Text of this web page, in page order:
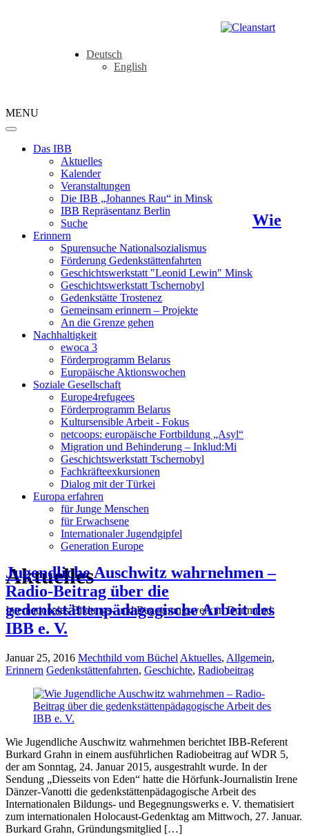
Deutsch
English
MENU
Das IBB
Aktuelles
Kalender
Veranstaltungen
Die IBB „Johannes Rau“ in Minsk
IBB Repräsentanz Berlin
Suche
Erinnern
Spurensuche Nationalsozialismus
Förderung Gedenkstättenfahrten
Geschichtswerkstatt "Leonid Lewin" Minsk
Geschichtswerkstatt Tschernobyl
Gedenkstätte Trostenez
Gemeinsam erinnern – Projekte
An die Grenze gehen
Nachhaltigkeit
ewoca 3
Förderprogramm Belarus
Europäische Aktionswochen
Soziale Gesellschaft
Europe4refugees
Förderprogramm Belarus
Kultursensible Arbeit - Fokus
netcoops: europäische Fortbildung „Asyl“
Migration und Behinderung – Inklud:Mi
Geschichtswerkstatt Tschernobyl
Fachkräfteexkursionen
Dialog mit der Türkei
Europa erfahren
für Junge Menschen
für Erwachsene
Internationaler Jugendgipfel
Generation Europe
Aktuelles
Internationales Bildungs- und Begegnungswerk in Dortmund
Wie
Jugendliche Auschwitz wahrnehmen –
Radio-Beitrag über die
gedenkstättenpädagogische Arbeit des
IBB e. V.
Januar 25, 2016 Mechthild vom Büchel Aktuelles, Allgemein,
Erinnern Gedenkstättenfahrten, Geschichte, Radiobeitrag
Wie Jugendliche Auschwitz wahrnehmen berichtet IBB-Referent
Burkard Grahn in einem ausführlichen Radiobeitrag auf WDR 5,
der am Sonntag, 24. Januar 2015, ausgestrahlt wurde. In der
Sendung „Diesseits von Eden“ hatte die Hörfunk-Journalistin Irene
Dänzer-Vanotti die gedenkstättenpädagogische Arbeit des
Internationalen Bildungs- und Begegnungswerks e. V. thematisiert
zum internationalen Holocaust-Gedenktag am Mittwoch, 27. Januar.
Burkard Grahn, Gründungsmitglied […]